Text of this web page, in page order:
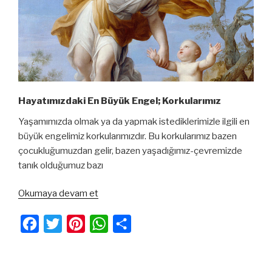
Hayatımızdaki En Büyük Engel; Korkularımız
Yaşamımızda olmak ya da yapmak istediklerimizle ilgili en
büyük engelimiz korkularımızdır. Bu korkularımız bazen
çocukluğumuzdan gelir, bazen yaşadığımız-çevremizde
tanık olduğumuz bazı
Okumaya devam et“Hayatımızdaki
Büyük
W